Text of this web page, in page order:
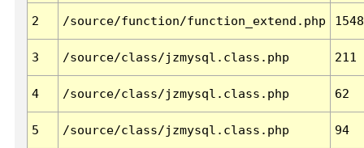
2 /source/function/function_extend.php 1548
3 /source/class/jzmysql.class.php 211
4 /source/class/jzmysql.class.php 62
5 /source/class/jzmysql.class.php 94